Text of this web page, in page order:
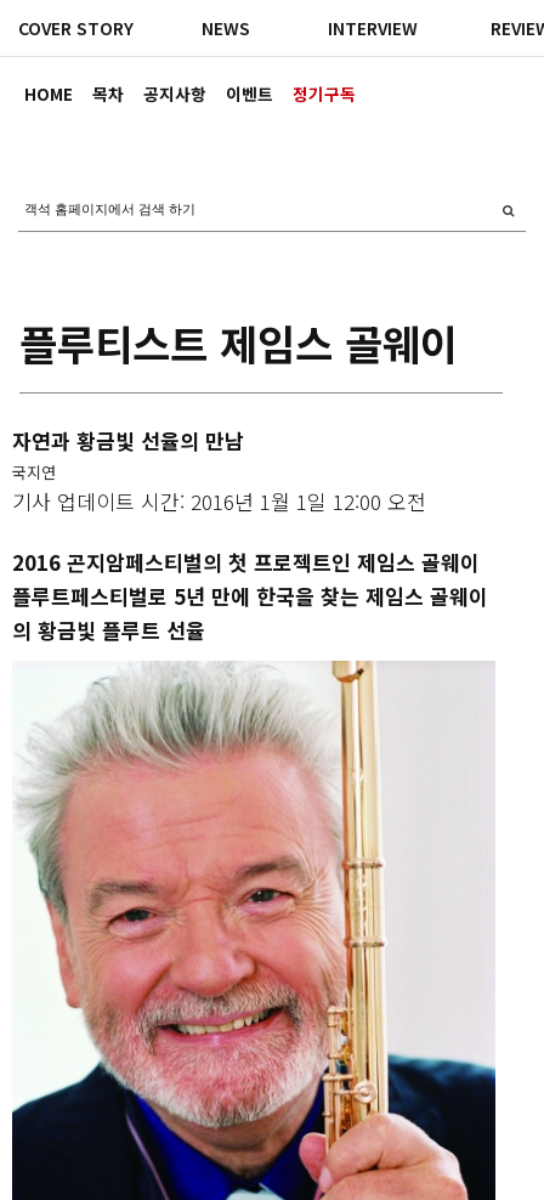
HOME 목차 공지사항 이벤트 정기구독
COVER STORY NEWS INTERVIEW
플루티스트 제임스 골웨이
자연과 황금빛 선율의 만남
국지연
기사 업데이트 시간: 2016년 1월 1일 12:00 오전
2016 곤지암페스티벌의 첫 프로젝트인 제임스 골웨이
플루트페스티벌로 5년 만에 한국을 찾는 제임스 골웨이
의 황금빛 플루트 선율